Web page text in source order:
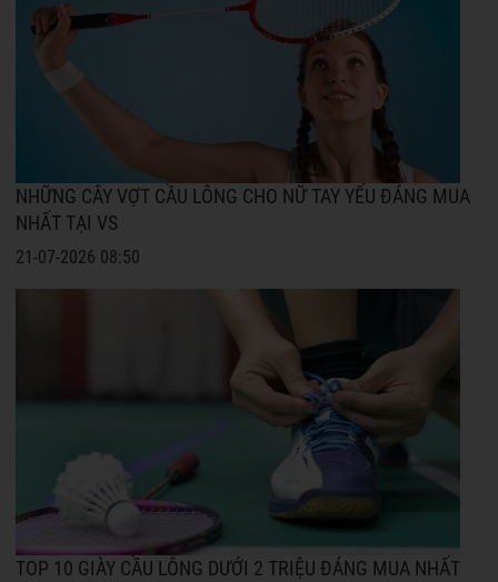
NHỮNG CÂY VỢT CẦU LÔNG CHO NỮ TAY YẾU ĐÁNG MUA
NHẤT TẠI VS
21-07-2026 08:50
TOP 10 GIÀY CẦU LÔNG DƯỚI 2 TRIỆU ĐÁNG MUA NHẤT